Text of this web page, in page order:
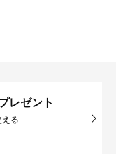
レゼント
る